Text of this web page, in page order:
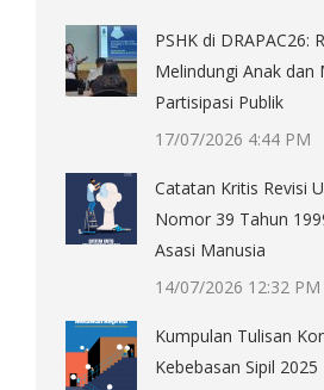
PSHK di DRAPAC26:
Melindungi Anak dan
Partisipasi Publik
17/07/2026 4:44 PM
Catatan Kritis Revisi
Nomor 39 Tahun
Asasi Manusia
14/07/2026 12:32 PM
Kumpulan Tulisan
Kebebasan Sipil 2025